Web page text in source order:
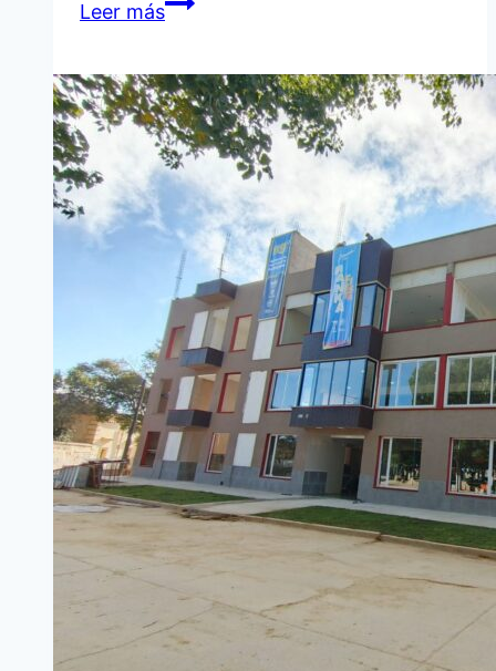
Leer más
TERRITORIO”
Y
DÍA
DE
LA
TRADICIÓN